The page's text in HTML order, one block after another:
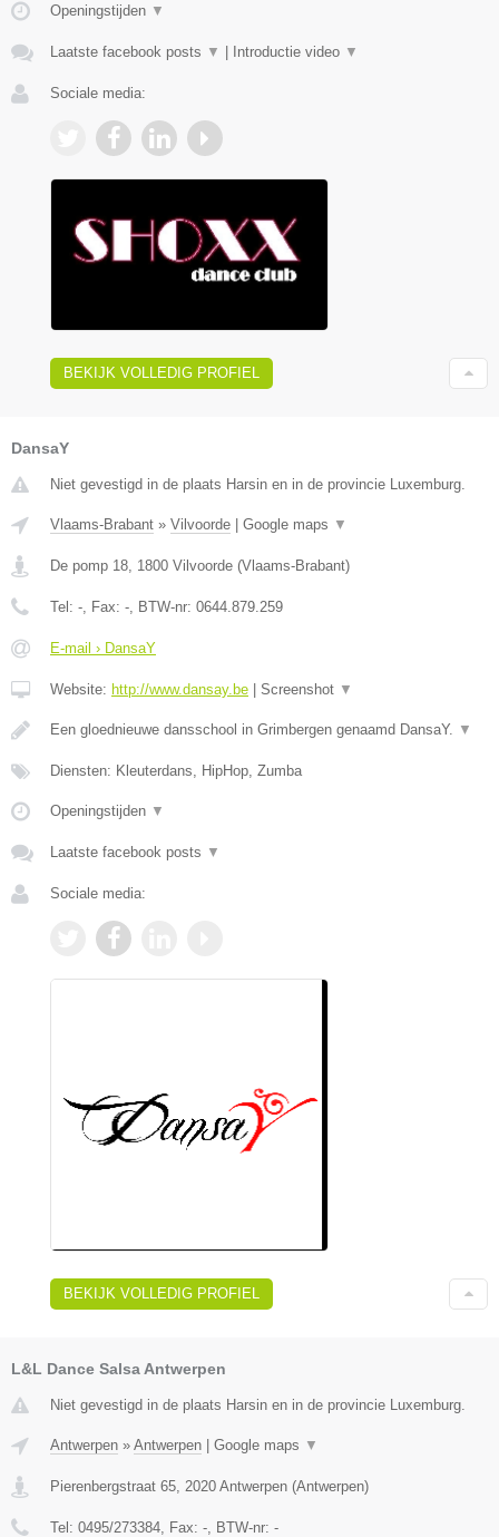
Openingstijden ▼
Laatste facebook posts ▼ | Introductie video ▼
Sociale media:
BEKIJK VOLLEDIG PROFIEL
DansaY
Niet gevestigd in de plaats Harsin en in de provincie Luxemburg.
Vlaams-Brabant » Vilvoorde | Google maps ▼
De pomp 18 1800 Vilvoorde (Vlaams-Brabant)
Tel: - , Fax: - , BTW-nr: 0644.879.259
E-mail › DansaY
Website: http://www.dansay.be | Screenshot ▼
Een gloednieuwe dansschool in Grimbergen genaamd DansaY. ▼
Diensten: Kleuterdans, HipHop, Zumba
Openingstijden ▼
Laatste facebook posts ▼
Sociale media:
BEKIJK VOLLEDIG PROFIEL
L&L Dance Salsa Antwerpen
Niet gevestigd in de plaats Harsin en in de provincie Luxemburg.
Antwerpen » Antwerpen | Google maps ▼
Pierenbergstraat 65 2020 Antwerpen (Antwerpen)
Tel: 0495/273384 , Fax: - , BTW-nr: -